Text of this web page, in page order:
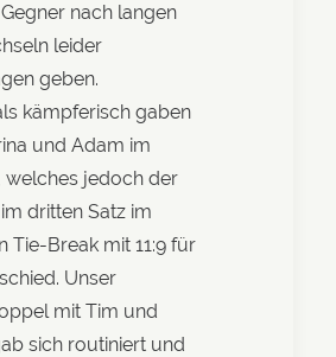
nach langen
leider
geben.
kämpferisch gaben
und Adam im
welches jedoch der
dritten Satz im
Tie-Break mit 11:9 für
Unser
mit Tim und
sich routiniert und